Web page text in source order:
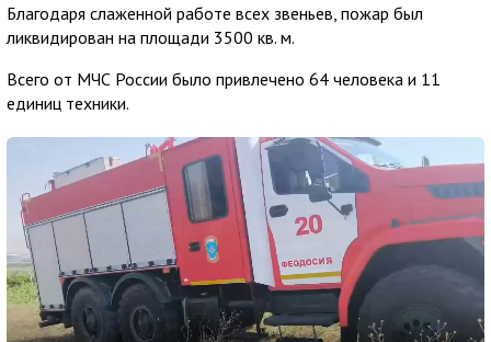
Благодаря слаженной работе всех звеньев, пожар был
ликвидирован на площади 3500 кв. м.
Всего от МЧС России было привлечено 64 человека и 11
единиц техники.